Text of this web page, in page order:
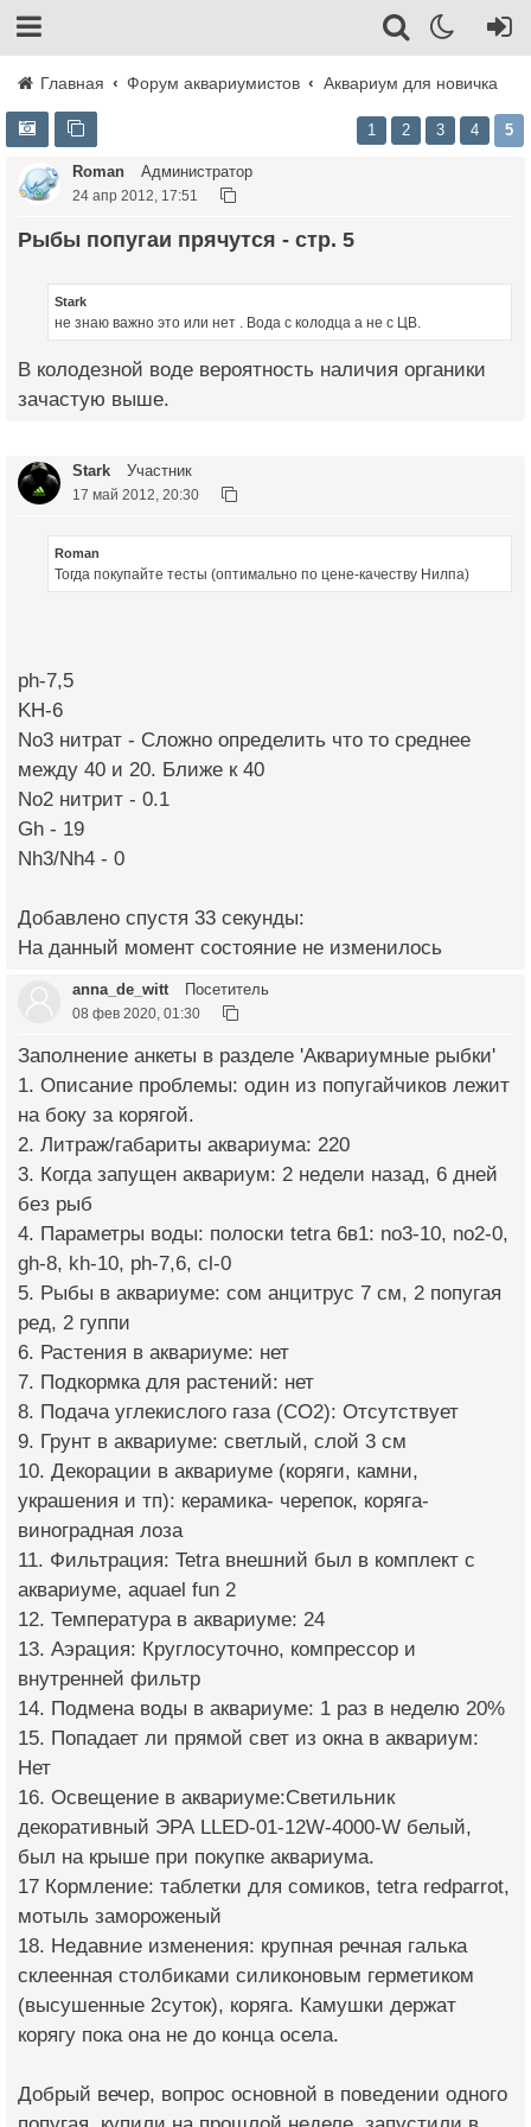
Главная Форум аквариумистов Аквариум для новичка
1 2 3 4 5
Roman Администратор
24 апр 2012, 17:51
Рыбы попугаи прячутся - стр. 5
Stark
не знаю важно это или нет . Вода с колодца а не с ЦВ.
В колодезной воде вероятность наличия органики
зачастую выше.
Stark Участник
17 май 2012, 20:30
Roman
Тогда покупайте тесты (оптимально по цене-качеству Нилпа)
ph-7,5
KH-6
No3 нитрат - Сложно определить что то среднее
между 40 и 20. Ближе к 40
No2 нитрит - 0.1
Gh - 19
Nh3/Nh4 - 0
Добавлено спустя 33 секунды:
На данный момент состояние не изменилось
anna_de_witt Посетитель
08 фев 2020, 01:30
Заполнение анкеты в разделе 'Аквариумные рыбки'
1. Описание проблемы: один из попугайчиков лежит
на боку за корягой.
2. Литраж/габариты аквариума: 220
3. Когда запущен аквариум: 2 недели назад, 6 дней
без рыб
4. Параметры воды: полоски tetra 6в1: no3-10, no2-0,
gh-8, kh-10, ph-7,6, cl-0
5. Рыбы в аквариуме: сом анцитрус 7 см, 2 попугая
ред, 2 гуппи
6. Растения в аквариуме: нет
7. Подкормка для растений: нет
8. Подача углекислого газа (CO2): Отсутствует
9. Грунт в аквариуме: светлый, слой 3 см
10. Декорации в аквариуме (коряги, камни,
украшения и тп): керамика- черепок, коряга-
виноградная лоза
11. Фильтрация: Tetra внешний был в комплект с
аквариуме, aquael fun 2
12. Температура в аквариуме: 24
13. Аэрация: Круглосуточно, компрессор и
внутренней фильтр
14. Подмена воды в аквариуме: 1 раз в неделю 20%
15. Попадает ли прямой свет из окна в аквариум:
Нет
16. Освещение в аквариуме:Светильник
декоративный ЭРА LLED-01-12W-4000-W белый,
был на крыше при покупке аквариума.
17 Кормление: таблетки для сомиков, tetra redparrot,
мотыль замороженый
18. Недавние изменения: крупная речная галька
склеенная столбиками силиконовым герметиком
(высушенные 2суток), коряга. Камушки держат
корягу пока она не до конца осела.
Добрый вечер, вопрос основной в поведении одного